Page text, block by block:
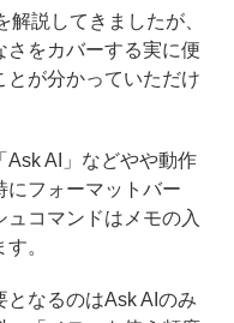
説してきましたが、
さをカバーする実に便
とが分かっていただけ
AI」などやや動作
にフォーマットバー
コマンドはメモの入
。
なるのはAsk AIのみ